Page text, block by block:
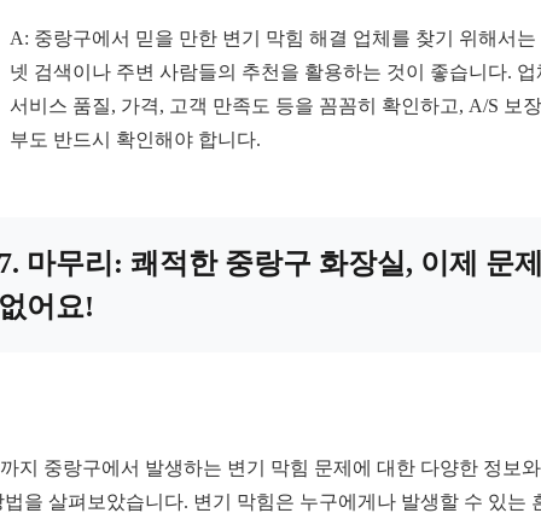
A: 중랑구에서 믿을 만한 변기 막힘 해결 업체를 찾기 위해서는
넷 검색이나 주변 사람들의 추천을 활용하는 것이 좋습니다. 업
서비스 품질, 가격, 고객 만족도 등을 꼼꼼히 확인하고, A/S 보
부도 반드시 확인해야 합니다.
마무리: 쾌적한 중랑구 화장실, 이제 문
어요!
지 중랑구에서 발생하는 변기 막힘 문제에 대한 다양한 정보
법을 살펴보았습니다. 변기 막힘은 누구에게나 발생할 수 있는